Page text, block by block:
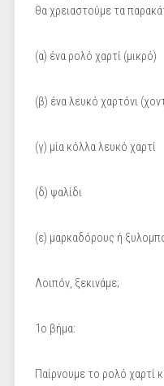
θα χρειαστούμε τα
(α) ένα ρολό χαρτί (μικρό)
(β) ένα λευκό χαρτόνι
(γ) μία κόλλα λευκό χαρτί
(δ) ψαλίδι
(ε) μαρκαδόρους ή
Λοιπόν, ξεκινάμε;
1ο βήμα:
Παίρνουμε το ρολό χαρτί